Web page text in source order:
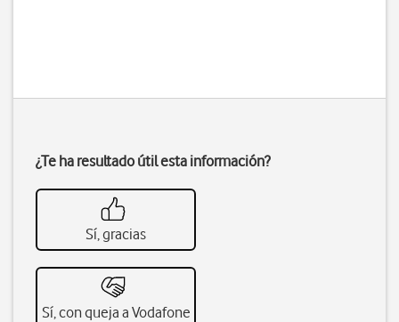
¿Te ha resultado útil esta información?
Sí, gracias
Sí, con queja a Vodafone